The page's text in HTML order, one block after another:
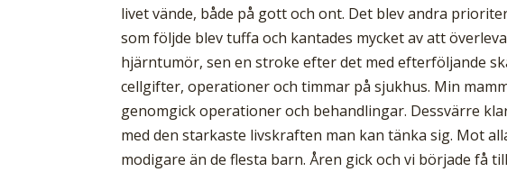
livet vände, både på gott och ont. Det blev andra
som följde blev tuffa och kantades mycket av att
hjärntumör, sen en stroke efter det med efterföljande
cellgifter, operationer och timmar på sjukhus. Min
genomgick operationer och behandlingar. Dessvärre
med den starkaste livskraften man kan tänka sig. Mot
modigare än de flesta barn. Åren gick och vi började få